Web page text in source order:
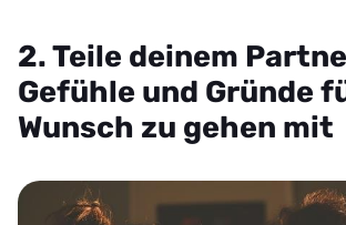
2. Teile deinem
Gefühle und Gründe
Wunsch zu gehen mit